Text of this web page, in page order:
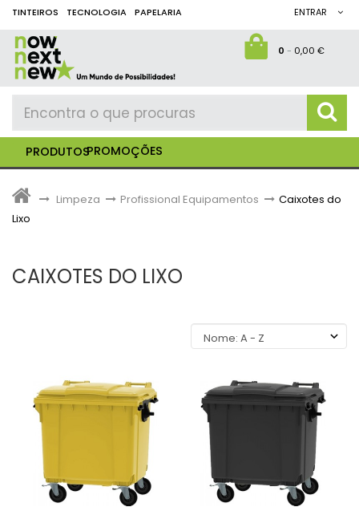
TINTEIROS TECNOLOGIA PAPELARIA ENTRAR
0- 0,00 €
PRODUTOSPROMOÇÕES
> Limpeza > Profissional Equipamentos > Caixotes do
Lixo
CAIXOTES DO LIXO